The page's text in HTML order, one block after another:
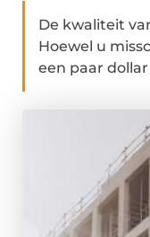
De kwaliteit
Hoewel u
een ​​paar